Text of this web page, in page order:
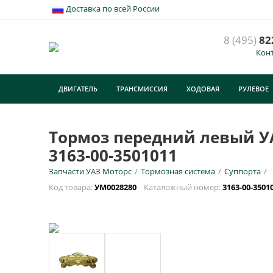
Доставка по всей России
8 (495)
ДВИГАТЕЛЬ ТРАНСМИССИЯ ХОДОВАЯ РУЛЕВОЕ
Тормоз передний левый
3163-00-3501011
Запчасти УАЗ Моторс / Тормозная система / Суппорта /
Код товара:УМ0028280 Каталожный номер:3163-00-